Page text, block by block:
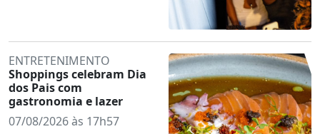
ENTRETENIMENTO
Shoppings celebram Dia
dos Pais com
gastronomia e lazer
07/08/2026 às 17h57